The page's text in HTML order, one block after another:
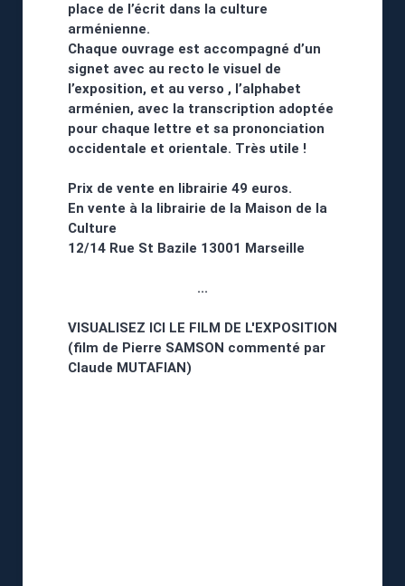
place de l’écrit dans la culture
arménienne.
Chaque ouvrage est accompagné d’un
signet avec au recto le visuel de
l’exposition, et au verso , l’alphabet
arménien, avec la transcription adoptée
pour chaque lettre et sa prononciation
occidentale et orientale. Très utile !
Prix de vente en librairie 49 euros.
En vente à la librairie de la Maison de la
Culture
12/14 Rue St Bazile 13001 Marseille
...
VISUALISEZ ICI LE FILM DE L'EXPOSITION
(film de Pierre SAMSON commenté par
Claude MUTAFIAN)